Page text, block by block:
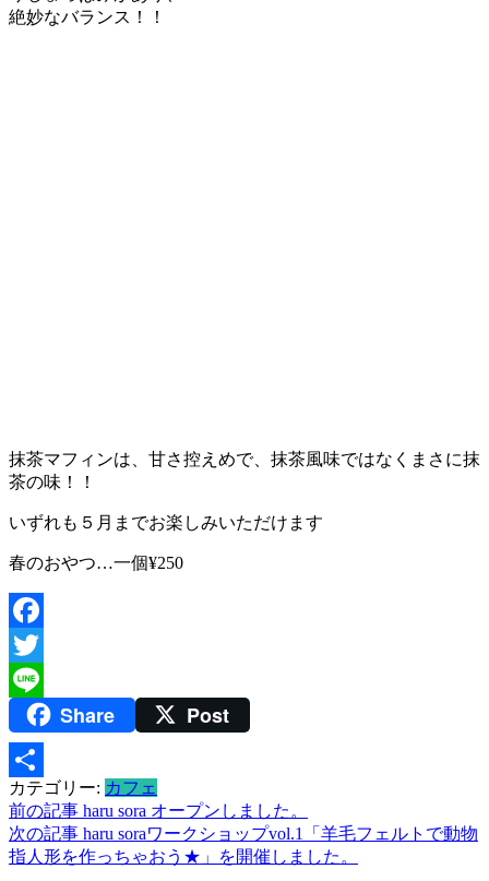
絶妙なバランス！！
抹茶マフィンは、甘さ控えめで、抹茶風味ではなくまさに抹
茶の味！！
いずれも５月までお楽しみいただけます
春のおやつ…一個¥250
Facebook
Twitter
Line
Share Post
共
有
カテゴリー: カフェ
投
稿
前の記事 haru sora オープンしました。
次の記事 haru soraワークショップvol.1「羊毛フェルトで動物
指人形を作っちゃおう★」を開催しました。